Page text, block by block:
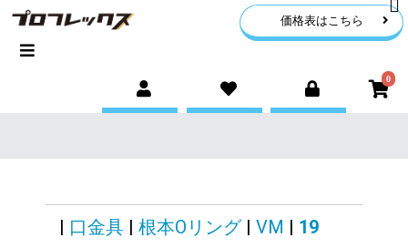
価格表はこちら
0
| 口金具 | 根本Oリング | VM | 19